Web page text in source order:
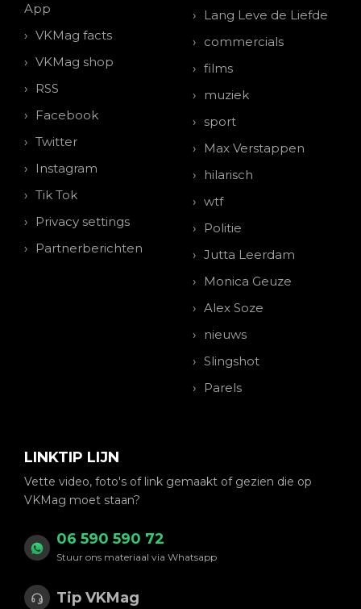
App
VKMag facts
VKMag shop
RSS
Facebook
Twitter
Instagram
Tik Tok
Privacy settings
Partnerberichten
Lang Leve de Liefde
commercials
films
muziek
sport
Max Verstappen
hilarisch
wtf
Politie
Jutta Leerdam
Monica Geuze
Alex Soze
nieuws
Slingshot
Parels
LINKTIP LIJN
Vette video, foto's of link gemaakt of gezien die op
VKMag moet staan?
06 590 590 72
Stuur ons materiaal via Whatsapp
Tip VKMag